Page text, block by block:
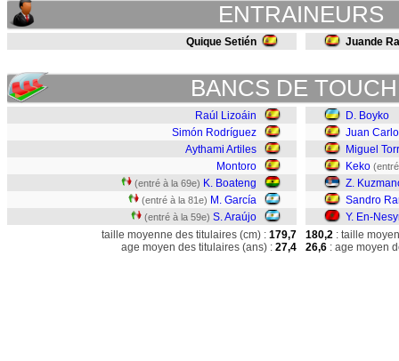
ENTRAINEURS
Quique Setién Juande
BANCS DE
Raúl Lizoáin
Simón Rodríguez
Aythami Artiles
Montoro
(entré à la 69e) K. Boateng
(entré à la 81e) M. García
(entré à la 59e) S. Araújo
D. Boyko
Juan
Miguel
Keko
Z.
Sandro
Y. En-
taille moyenne des titulaires (cm) : 179,7
age moyen des titulaires (ans) : 27,4
180,2 : taille
26,6 : age moyen